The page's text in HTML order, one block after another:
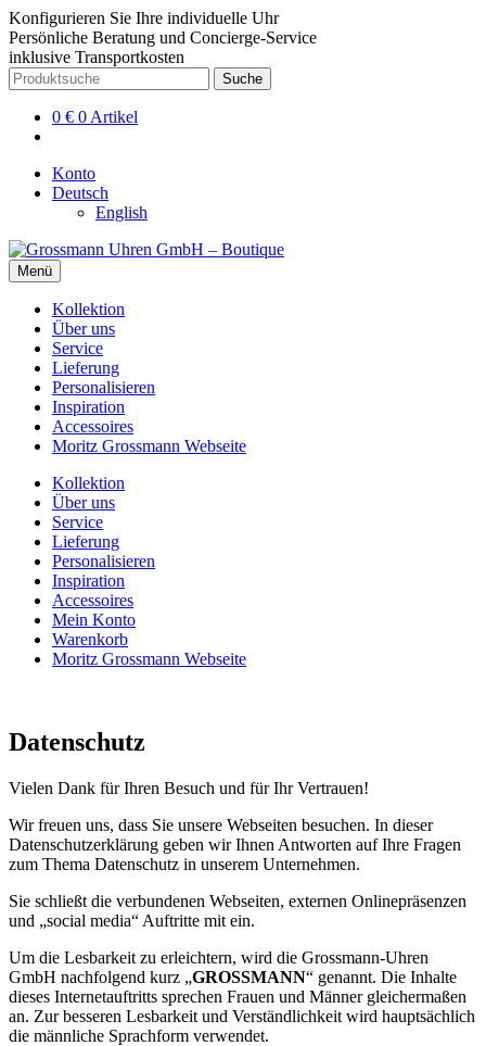
Konfigurieren Sie Ihre individuelle Uhr
Persönliche Beratung und Concierge-Service
inklusive Transportkosten
Zur
Navigation
springen
Zum
Inhalt
springen
Suche
nach:
Suche
0 € 0 Artikel
Konto
Deutsch
English
Menü
Kollektion
Über uns
Service
Lieferung
Personalisieren
Inspiration
Accessoires
Moritz Grossmann Webseite
Kollektion
Über uns
Service
Lieferung
Personalisieren
Inspiration
Accessoires
Mein Konto
Warenkorb
Moritz Grossmann Webseite
Datenschutz
Vielen Dank für Ihren Besuch und für Ihr Vertrauen!
Wir freuen uns, dass Sie unsere Webseiten besuchen. In dieser
Datenschutzerklärung geben wir Ihnen Antworten auf Ihre Fragen
zum Thema Datenschutz in unserem Unternehmen.
Sie schließt die verbundenen Webseiten, externen Onlinepräsenzen
und „social media“ Auftritte mit ein.
Um die Lesbarkeit zu erleichtern, wird die Grossmann-Uhren
GmbH nachfolgend kurz „GROSSMANN“ genannt. Die Inhalte
dieses Internetauftritts sprechen Frauen und Männer gleichermaßen
an. Zur besseren Lesbarkeit und Verständlichkeit wird hauptsächlich
die männliche Sprachform verwendet.